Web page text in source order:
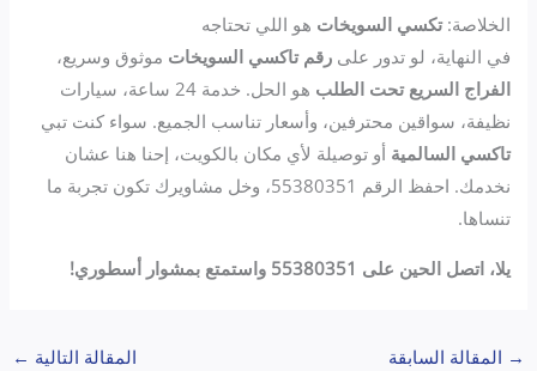
الخلاصة:تكسي السويخات هو اللي تحتاجه
في النهاية، لو تدور علىرقم تاكسي السويخات موثوق وسريع،
الفراج السريع تحت الطلب
هو الحل. خدمة 24 ساعة، سيارات
نظيفة، سواقين محترفين، وأسعار تناسب الجميع. سواء كنت تبي
تاكسي السالمية أو توصيلة لأي مكان بالكويت، إحنا هنا عشان
نخدمك. احفظ الرقم 55380351، وخل مشاويرك تكون تجربة ما
تنساها.
يلا، اتصل الحين على 55380351 واستمتع بمشوار أسطوري!
→ المقالة السابقة المقالة التالية ←